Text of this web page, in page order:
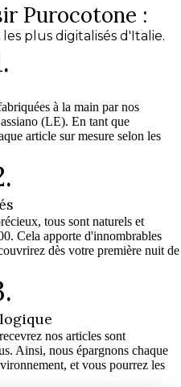
Purocotone :
plus digitalisés d'Italie.
à la main par nos
(LE). En tant que
article sur mesure selon les
tous sont naturels et
Cela apporte d'innombrables
dès votre première nuit de
nos articles sont
Ainsi, nous épargnons chaque
et vous pourrez les